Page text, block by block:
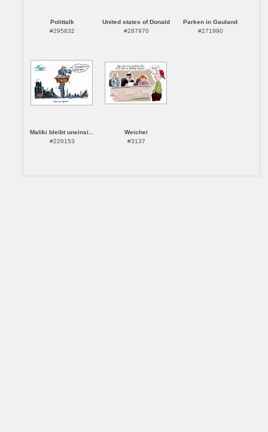
Polittalk
#295832
United states of Donald
#287970
Parken in Gauland
#271990
Maliki bleibt uneinsi...
#226153
Weichei
#3137